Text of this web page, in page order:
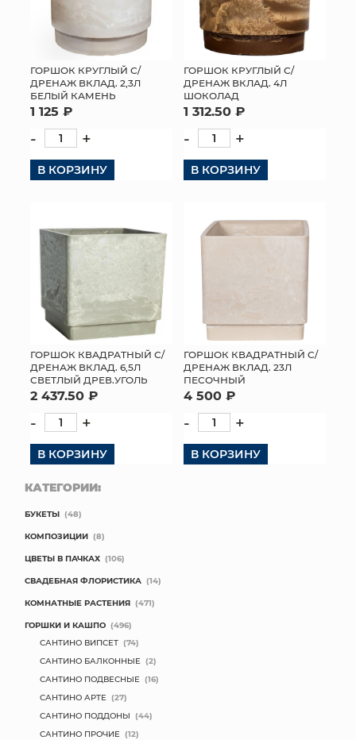
ГОРШОК КРУГЛЫЙ С/
ДРЕНАЖ ВКЛАД. 2,3Л
БЕЛЫЙ КАМЕНЬ
1 125 ₽
- +
В КОРЗИНУ
ГОРШОК КРУГЛЫЙ С/
ДРЕНАЖ ВКЛАД. 4Л
ШОКОЛАД
1 312.50 ₽
- +
В КОРЗИНУ
ГОРШОК КВАДРАТНЫЙ С/
ДРЕНАЖ ВКЛАД. 6,5Л
СВЕТЛЫЙ ДРЕВ.УГОЛЬ
2 437.50 ₽
- +
В КОРЗИНУ
ГОРШОК КВАДРАТНЫЙ С/
ДРЕНАЖ ВКЛАД. 23Л
ПЕСОЧНЫЙ
4 500 ₽
- +
В КОРЗИНУ
КАТЕГОРИИ:
БУКЕТЫ (48)
КОМПОЗИЦИИ (8)
ЦВЕТЫ В ПАЧКАХ (106)
СВАДЕБНАЯ ФЛОРИСТИКА (14)
КОМНАТНЫЕ РАСТЕНИЯ (471)
ГОРШКИ И КАШПО (496)
САНТИНО ВИПСЕТ (74)
САНТИНО БАЛКОННЫЕ (2)
САНТИНО ПОДВЕСНЫЕ (16)
САНТИНО АРТЕ (27)
САНТИНО ПОДДОНЫ (44)
САНТИНО ПРОЧИЕ (12)